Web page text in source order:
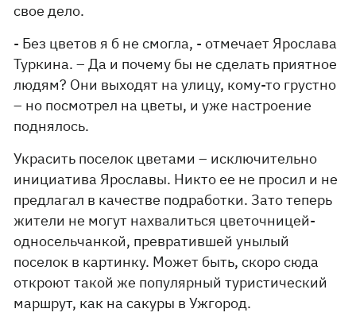
свое дело.
- Без цветов я б не смогла, - отмечает Ярослава
Туркина. – Да и почему бы не сделать приятное
людям? Они выходят на улицу, кому-то грустно
– но посмотрел на цветы, и уже настроение
поднялось.
Украсить поселок цветами – исключительно
инициатива Ярославы. Никто ее не просил и не
предлагал в качестве подработки. Зато теперь
жители не могут нахвалиться цветочницей-
односельчанкой, превратившей унылый
поселок в картинку. Может быть, скоро сюда
откроют такой же популярный туристический
маршрут, как на сакуры в Ужгород.